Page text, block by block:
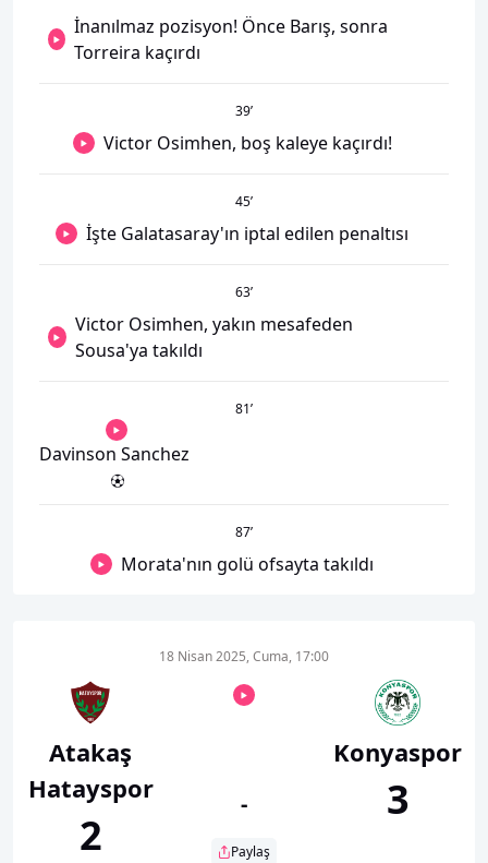
İnanılmaz pozisyon! Önce Barış, sonra
Torreira kaçırdı
39’
Victor Osimhen, boş kaleye kaçırdı!
45’
İşte Galatasaray'ın iptal edilen penaltısı
63’
Victor Osimhen, yakın mesafeden
Sousa'ya takıldı
81’
Davinson Sanchez
87’
Morata'nın golü ofsayta takıldı
Atakaş
Hatayspor
2
18 Nisan 2025, Cuma, 17:00
-
Paylaş
Konyaspor
3